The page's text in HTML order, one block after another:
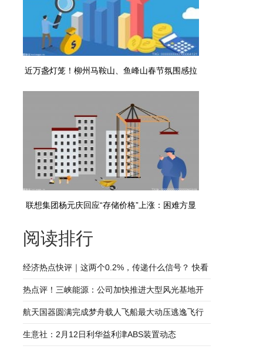
近万盏灯笼！柳州马鞍山、鱼峰山春节氛围感拉
联想集团杨元庆回应“存储价格”上涨：困难方显
英雄本色，要看谁能够拿到更好的供应及成本
阅读排行
经济热点快评｜这两个0.2%，传递什么信号？ 快看
热点评！三峡能源：公司加快推进大型风光基地开
发，着力巩固海上风电引领优势
航天国器圆满完成梦舟载人飞船最大动压逃逸飞行
试验护航任务_热资讯
生意社：2月12日利华益利津ABS装置动态